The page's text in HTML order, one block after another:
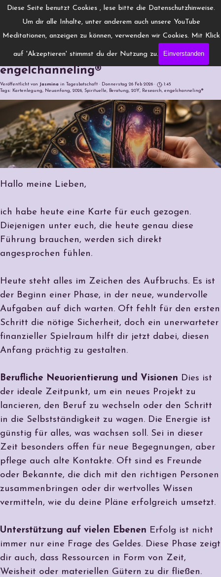
Diese Seite benutzt Cookies , lese bitte die Datenschutzhinweise.
Um dir alle Inhalte, unter anderem auch unsere YouTube
Meditationen, anzeigen zu können, verwenden wir Cookies. Mit Klick
auf 'Akzeptieren' stimmst du der Nutzung zu. Einverstanden
Direkt zum Seiteninhalt
www.Engelchanneling.de
Menü überspringen
Persönliche Botschaft: Neuanfang |
engelchanneling®
Veröffentlicht von Jasmina in Tagesbotschaft · Donnerstag 26 Feb 2026 ·
1:45
Tags:
Kartenlegung, Neuanfang, 2026, Spirituelle, Beratung, 20Y, Research, engelchanneling®
Hallo meine Lieben,
ich habe heute eine Karte für euch gezogen.
Diejenigen unter euch, die heute genau diese
Führung brauchen, werden sich direkt
angesprochen fühlen.
Heute steht alles im Zeichen des Aufbruchs. Es ist
der Beginn einer Phase, in der neue, wundervolle
Aufgaben auf dich warten. Oft fehlt für den ersten
Schritt die nötige Sicherheit, doch ein unerwarteter
finanzieller Spielraum hilft dir jetzt dabei, diesen
Anfang prächtig zu gestalten.
Berufliche Neuorientierung und Visionen Dies ist
der ideale Zeitpunkt, um ein neues Projekt zu
lancieren, den Beruf zu wechseln oder den Schritt
in die Selbstständigkeit zu wagen. Die Energie ist
günstig für alles, was wachsen soll. Sei in dieser
Zeit besonders offen für neue Begegnungen, aber
pflege auch alte Kontakte. Oft sind es Freunde
oder Bekannte, die dich mit den richtigen Personen
zusammenbringen oder dir wertvolles Wissen
vermitteln, wie du deine Pläne erfolgreich umsetzt.
Unterstützung auf vielen Ebenen Erfolg ist nicht
immer nur eine Frage des Geldes. Diese Phase zeigt
dir auch, dass Ressourcen in Form von Zeit,
Weisheit oder materiellen Gütern zu dir fließen.